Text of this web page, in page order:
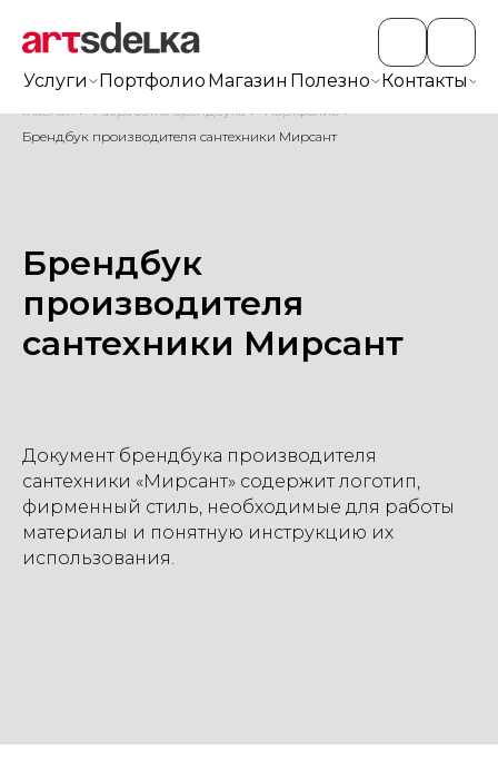
Услуги Портфолио Магазин Полезно Контакты
Главная / Разработка брендбука / Портфолио /
Брендбук производителя сантехники Мирсант
Брендбук
производителя
сантехники Мирсант
Документ брендбука производителя
сантехники «Мирсант» содержит логотип,
фирменный стиль, необходимые для работы
материалы и понятную инструкцию их
использования.